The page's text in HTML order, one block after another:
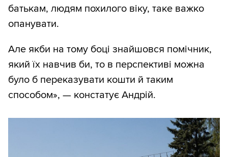
батькам, людям похилого віку, таке важко
опанувати.
Але якби на тому боці знайшовся помічник,
який їх навчив би, то в перспективі можна
було б переказувати кошти й таким
способом», — констатує Андрій.